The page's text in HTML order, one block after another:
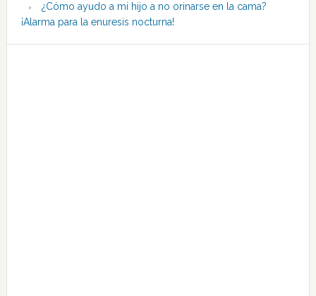
¿Cómo ayudo a mi hijo a no orinarse en la cama?
¡Alarma para la enuresis nocturna!